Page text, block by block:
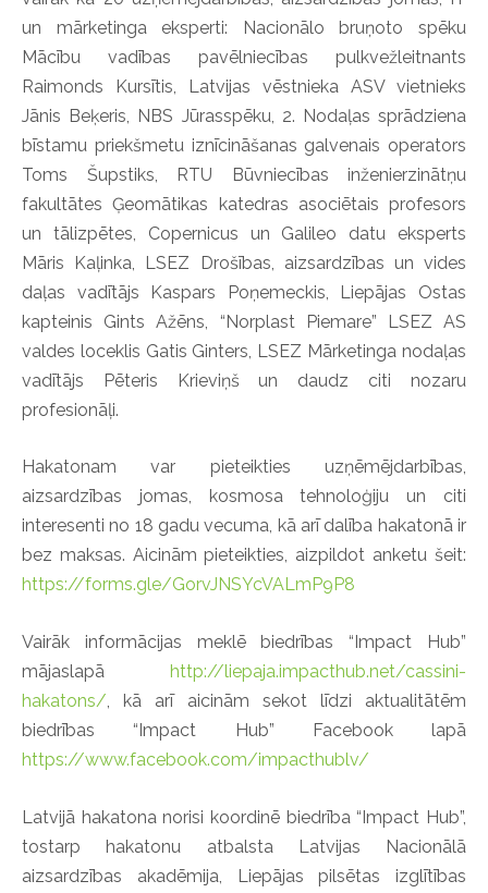
un mārketinga eksperti: Nacionālo bruņoto spēku
Mācību vadības pavēlniecības pulkvežleitnants
Raimonds Kursītis, Latvijas vēstnieka ASV vietnieks
Jānis Beķeris, NBS Jūrasspēku, 2. Nodaļas sprādziena
bīstamu priekšmetu iznīcināšanas galvenais operators
Toms Šupstiks, RTU Būvniecības inženierzinātņu
fakultātes Ģeomātikas katedras asociētais profesors
un tālizpētes, Copernicus un Galileo datu eksperts
Māris Kaļinka, LSEZ Drošības, aizsardzības un vides
daļas vadītājs Kaspars Poņemeckis, Liepājas Ostas
kapteinis Gints Ažēns, “Norplast Piemare” LSEZ AS
valdes loceklis Gatis Ginters, LSEZ Mārketinga nodaļas
vadītājs Pēteris Krieviņš un daudz citi nozaru
profesionāļi.
Hakatonam var pieteikties uzņēmējdarbības,
aizsardzības jomas, kosmosa tehnoloģiju un citi
interesenti no 18 gadu vecuma, kā arī dalība hakatonā ir
bez maksas. Aicinām pieteikties, aizpildot anketu šeit:
https://forms.gle/GorvJNSYcVALmP9P8
Vairāk informācijas meklē biedrības “Impact Hub”
mājaslapā http://liepaja.impacthub.net/cassini-
hakatons/, kā arī aicinām sekot līdzi aktualitātēm
biedrības “Impact Hub” Facebook lapā
https://www.facebook.com/impacthublv/
Latvijā hakatona norisi koordinē biedrība “Impact Hub”,
tostarp hakatonu atbalsta Latvijas Nacionālā
aizsardzības akadēmija, Liepājas pilsētas izglītības